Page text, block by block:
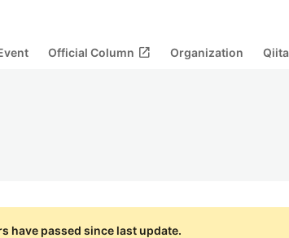
Official Column open_in_new Organization
have passed since last update.